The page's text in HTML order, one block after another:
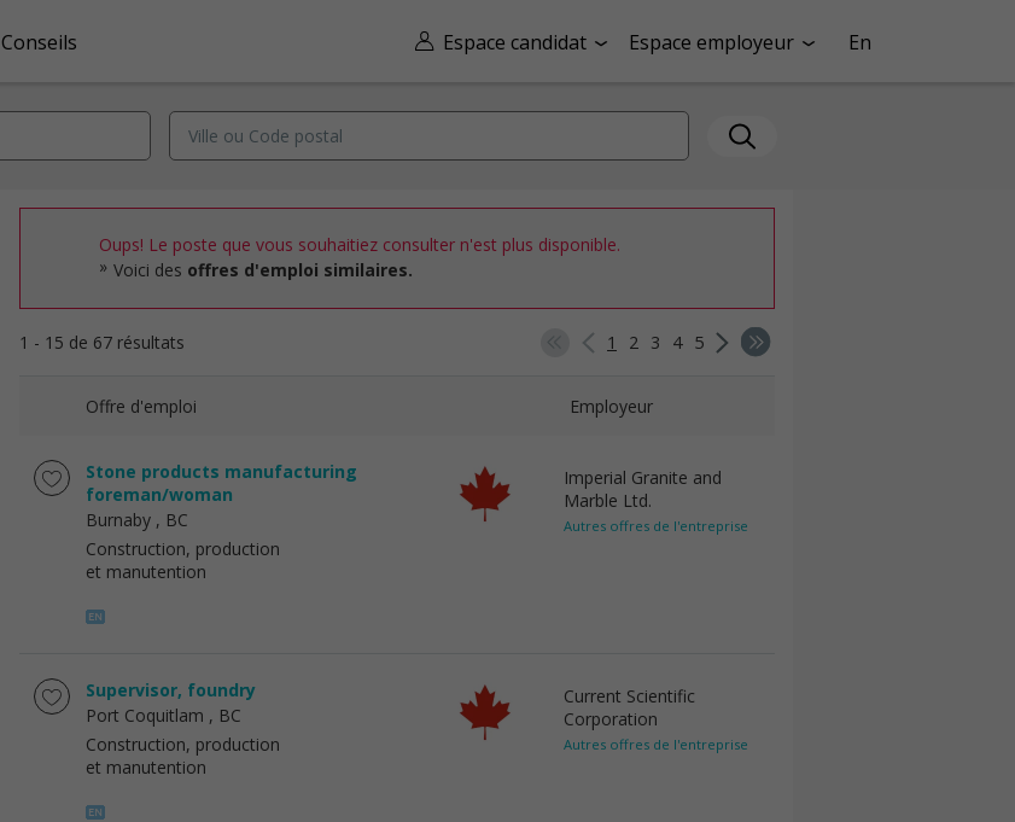
Espace candidat Espace employeur En
Conseils
Oups! Le poste que vous souhaitiez consulter n'est plus disponible.
Voici des offres d'emploi similaires.
1 - 15 de 67 résultats 1 2 3 4 5
Offre d'emploi Employeur
Stone products manufacturing
foreman/woman
Burnaby , BC
Construction, production
et manutention
Imperial Granite and
Marble Ltd.
Autres offres de l'entreprise
Supervisor, foundry
Port Coquitlam , BC
Construction, production
et manutention
Current Scientific
Corporation
Autres offres de l'entreprise